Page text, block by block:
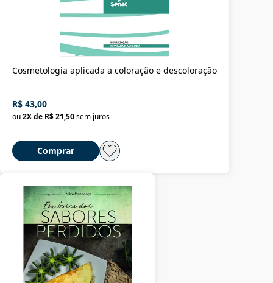
Cosmetologia aplicada a coloração e descoloração
R$ 43,00
ou2X de R$ 21,50sem juros
Comprar